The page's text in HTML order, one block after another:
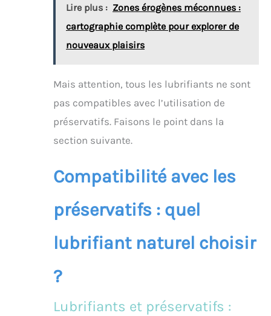
Lire plus : Zones érogènes méconnues :
cartographie complète pour explorer de
nouveaux plaisirs
Mais attention, tous les lubrifiants ne sont
pas compatibles avec l’utilisation de
préservatifs. Faisons le point dans la
section suivante.
Compatibilité avec les
préservatifs : quel
lubrifiant naturel choisir
?
Lubrifiants et préservatifs :